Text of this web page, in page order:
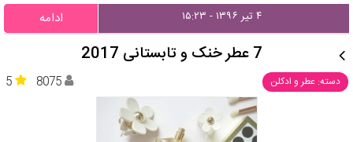
۴ تیر ۱۳۹۶ - ۱۵:۲۳ ادامه
7 عطر خنک و تابستانی 2017
دسته: عطر و ادکلن 5 8075